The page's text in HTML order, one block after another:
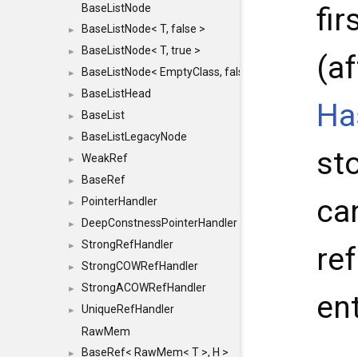
BaseListNode
► BaseListNode< T, false >
► BaseListNode< T, true >
► BaseListNode< EmptyClass, false >
► BaseListHead
► BaseList
► BaseListLegacyNode
► WeakRef
► BaseRef
► PointerHandler
► DeepConstnessPointerHandler
► StrongRefHandler
► StrongCOWRefHandler
► StrongACOWRefHandler
►
UniqueRefHandler
RawMem
► BaseRef< RawMem< T >, H >